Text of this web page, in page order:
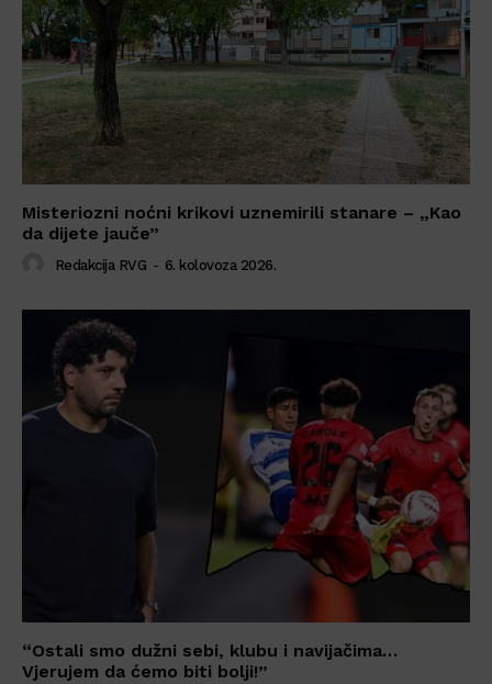
Misteriozni noćni krikovi uznemirili stanare – „Kao
da dijete jauče”
Redakcija RVG - 6. kolovoza 2026.
“Ostali smo dužni sebi, klubu i navijačima…
Vjerujem da ćemo biti bolji!”